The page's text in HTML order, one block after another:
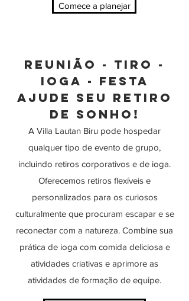
reunião - tiro -
ioga - festa
AJUDE SEU RETIRO
DE SONHO!
A Villa Lautan Biru pode hospedar
qualquer tipo de evento de grupo,
incluindo retiros corporativos e de ioga.
Oferecemos retiros flexíveis e
personalizados para os curiosos
culturalmente que procuram escapar e se
reconectar com a natureza. Combine sua
prática de ioga com comida deliciosa e
atividades criativas e aprimore as
atividades de formação de equipe.
Comece a planejar